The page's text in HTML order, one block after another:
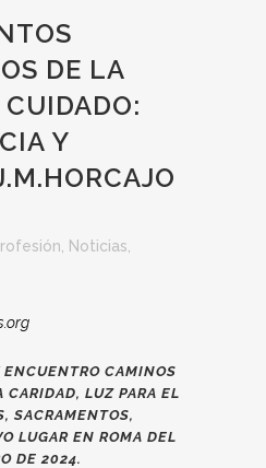
DE LA
Y
Noticias
ENCUENTRO CAMINOS
CARIDAD, LUZ PARA EL
SACRAMENTOS,
LUGAR EN ROMA DEL
DE 2024.